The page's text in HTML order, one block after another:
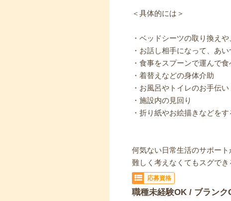
＜具体的には＞
・ベッドシーツの取り換え
・お話し相手になって、あ
・食事をスプーンで運んで食
・着替えなどの身体介助
・お風呂やトイレのお手伝い
・施設内の見回り
・折り紙やお絵描きなどを
何気ない日常生活のサポート
難しく考えなくてもスグで
応募資格
職種未経験OK / ブラン